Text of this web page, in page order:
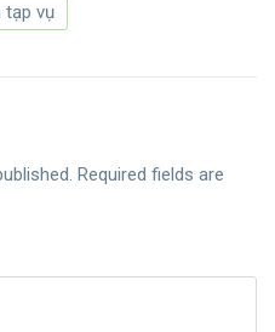
tạp vụ
Required fields are